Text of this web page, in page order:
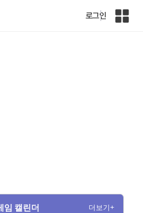
로그인
인
임 캘린더 더보기+